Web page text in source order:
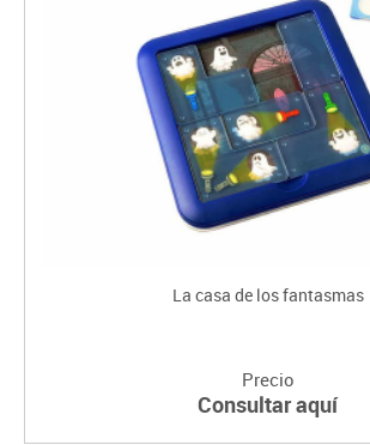
La casa de los fantasmas
Precio
Consultar aquí